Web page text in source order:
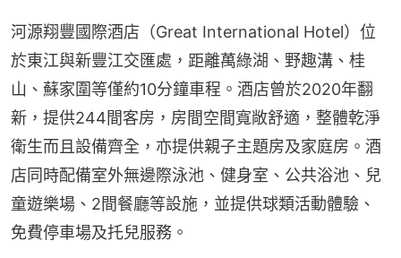
河源翔豐國際酒店（Great International Hotel）位
於東江與新豐江交匯處，距離萬綠湖、野趣溝、桂
山、蘇家圍等僅約10分鐘車程。酒店曾於2020年翻
新，提供244間客房，房間空間寬敞舒適，整體乾淨
衛生而且設備齊全，亦提供親子主題房及家庭房。酒
店同時配備室外無邊際泳池、健身室、公共浴池、兒
童遊樂場、2間餐廳等設施，並提供球類活動體驗、
免費停車場及托兒服務。